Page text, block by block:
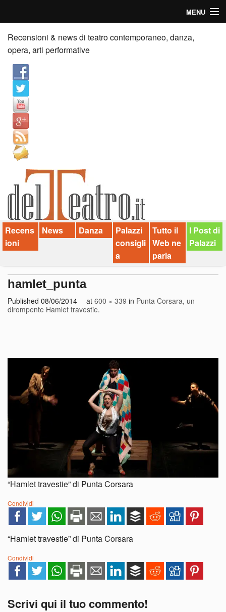
MENU
Home
Recensioni
Anticipazioni
News
Palazzi consiglia
Video
Chi siamo
Contatti
dT in English
Recensioni & news di teatro contemporaneo, danza,
opera, arti performative
Recens
ioni
News Danza
Palazzi
consigli
a
Tutto il
Web ne
parla
I Post di
Palazzi
hamlet_punta
Published 08/06/2014 at 600 × 339 in Punta Corsara, un
dirompente Hamlet travestie.
“Hamlet travestie” di Punta Corsara
Condividi
“Hamlet travestie” di Punta Corsara
Condividi
Scrivi qui il tuo commento!